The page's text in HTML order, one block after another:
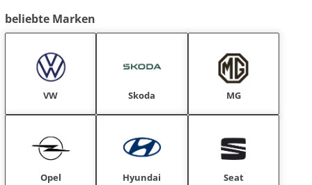
beliebte Marken
VW Skoda MG
Opel Hyundai Seat